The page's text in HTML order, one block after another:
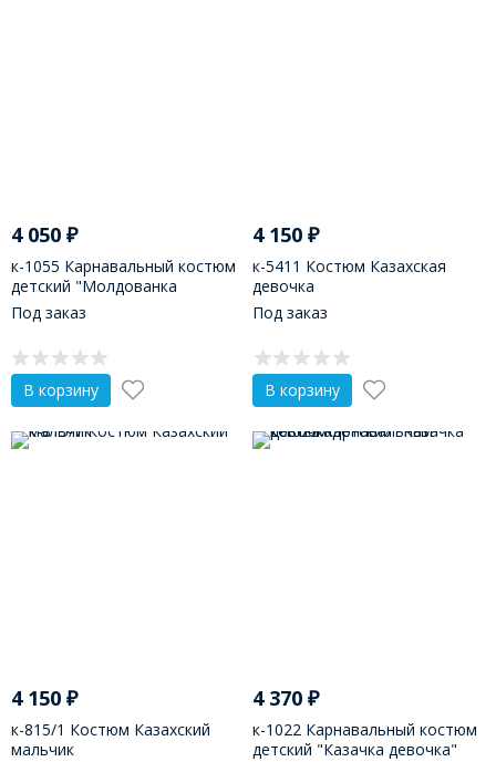
4 050 ₽
к-1055 Карнавальный костюм
детский "Молдованка
девочка"
Под заказ
В корзину
4 150₽
к-5411 Костюм Казахская
девочка
Под заказ
В корзину
4 150 ₽
к-815/1 Костюм Казахский
мальчик
4 370₽
к-1022 Карнавальный костюм
детский "Казачка девочка"